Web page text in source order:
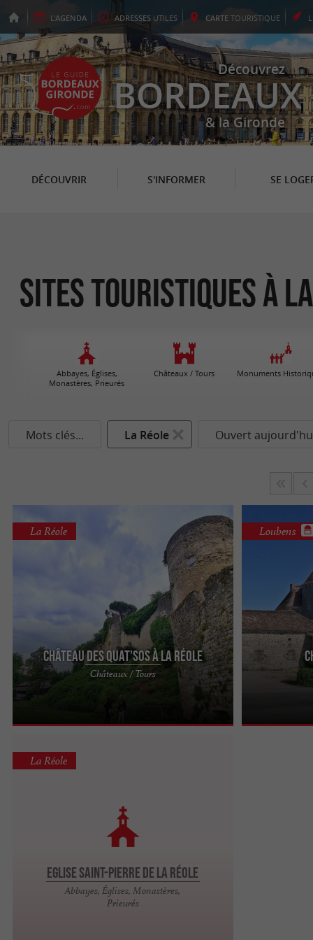
L'AGENDA ADRESSES UTILES CARTE TOURISTIQUE
Découvrez
BORDEAUX
& la Gironde
DÉCOUVRIR S'INFORMER SE
Sites Touristiques à
Abbayes, Églises,
Monastères, Prieurés
Châteaux / Tours Monuments
Mots clés... La Réole Ouvert
Château des Quat'Sos à La Réole
Châteaux / Tours
La Réole
Situé sur les berges de la Garonne, sur la
commune de la Réole, le Château des
Quat’Sostient son nom de ses ...
Loubens
Le Château
l’Entre-deux-
Eglise Saint-Pierre de La Réole
Abbayes, Églises, Monastères,
Prieurés
La Réole